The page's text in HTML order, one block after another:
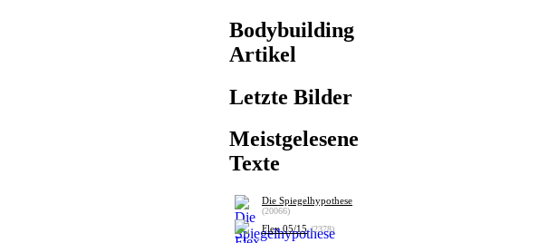
Bodybuilding
Artikel
Letzte Bilder
Meistgelesene
Texte
Die Spiegelhypothese
(20066)
Flex 05/15 (2378)